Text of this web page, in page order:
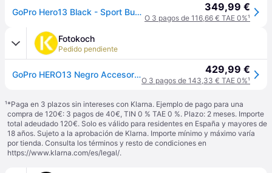
GoPro Hero13 Black - Sport Bundle PAQUETE DEPORTIVO 349,99 €
O 3 pagos de 116,66 € TAE 0%¹
Fotokoch
Pedido pendiente
GoPro HERO13 Negro Accesorio Hard Bundle 429,99 €
O 3 pagos de 143,33 € TAE 0%¹
¹*Paga en 3 plazos sin intereses con Klarna. Ejemplo de pago para una
compra de 120€: 3 pagos de 40€, TIN 0 % TAE 0 %. Plazo: 2 meses. Importe
total adeudado 120€. Solo es válido para residentes en España y mayores de
18 años. Sujeto a la aprobación de Klarna. Importe mínimo y máximo varía
por tienda. Consulta los términos y resto de condiciones en
https://www.klarna.com/es/legal/.